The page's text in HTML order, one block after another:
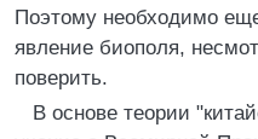
Поэтому необходимо
явление биополя,
поверить.
В основе теории